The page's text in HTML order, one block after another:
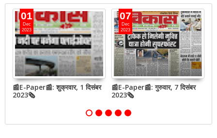
01
Dec
2023
📰E-Paper📰: शुक्रवार, 1 दिसंबर
2023🗞
07
Dec
2023
📰E-Paper📰: गुरुवार, 7 दिसंबर
2023🗞